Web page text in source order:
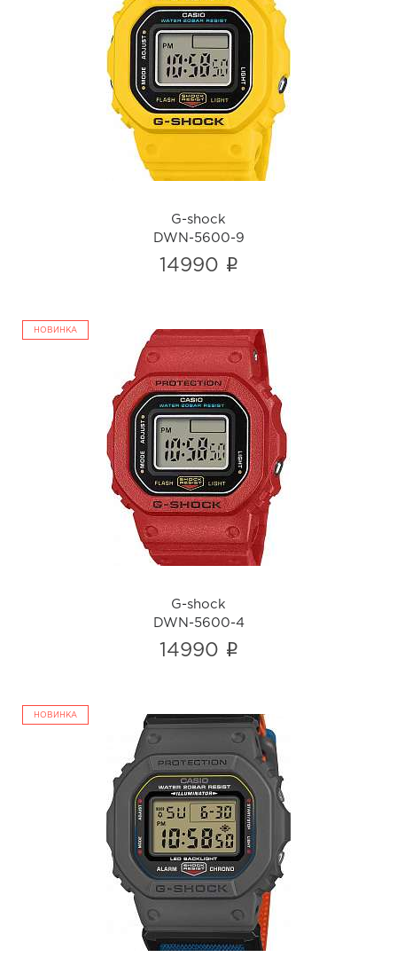
G-shock
DWN-5600-9
i
G-shock
DWN-5600-9
14990 i
НОВИНКА
G-shock
DWN-5600-4
i
G-shock
DWN-5600-4
14990 i
НОВИНКА
G-shock
DW-5600MNC-8A2
i